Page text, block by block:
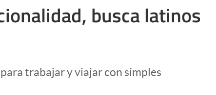
busca latinos
trabajar y viajar con simples